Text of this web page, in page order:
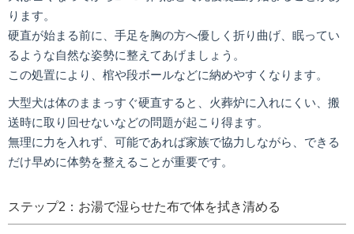
ります。
硬直が始まる前に、手足を胸の方へ優しく折り曲げ、眠ってい
るような自然な姿勢に整えてあげましょう。
この処置により、棺や段ボールなどに納めやすくなります。
大型犬は体のままっすぐ硬直すると、火葬炉に入れにくい、搬
送時に取り回せないなどの問題が起こり得ます。
無理に力を入れず、可能であれば家族で協力しながら、できる
だけ早めに体勢を整えることが重要です。
ステップ2：お湯で湿らせた布で体を拭き清める